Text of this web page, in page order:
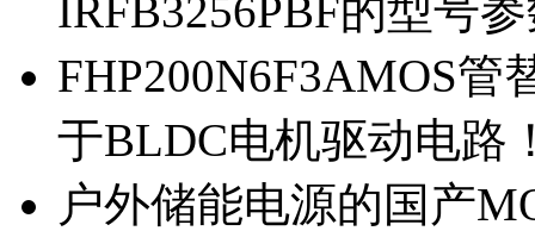
IRFB3256PBF的型号
FHP200N6F3AMOS管
于BLDC电机驱动电路
户外储能电源的国产